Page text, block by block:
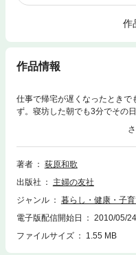
作
作品情報
仕事で帰宅が遅くなったとき
ず。寝坊した朝でも3分でその
友達が来たときに、パパッと
な夢のようなレシピがたーく
にマスターできそうです。作り
細やかにカバー。『R25』の和
著者
荻原和歌
出版社
主婦の友社
ジャンル
暮らし・健康・子
電子版配信開始日
2010/05/24
ファイルサイズ
1.55 MB